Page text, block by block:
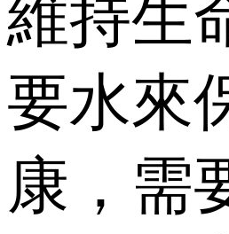
維持生
要水來
康，需